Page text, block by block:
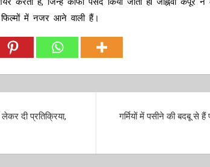
में नजर आने वाली हैं।
दी प्रतिक्रिया,
गर्मियों में पसीने की बदबू से